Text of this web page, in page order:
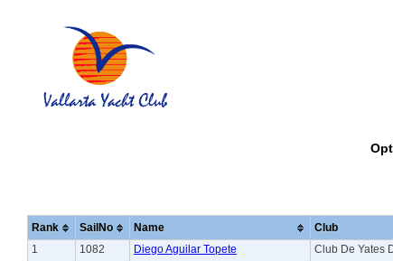
Rank SailNo Name Club
1 1082 Diego Aguilar Topete Club De Yates